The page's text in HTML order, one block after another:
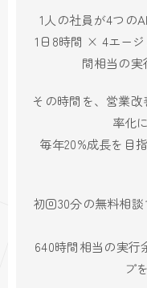
1人の社員が4つの
1日8時間 × 4エー
間相当の実
その時間を、営業
率化
毎年20%成長を目
初回30分の無料相
640時間相当の実行
プ